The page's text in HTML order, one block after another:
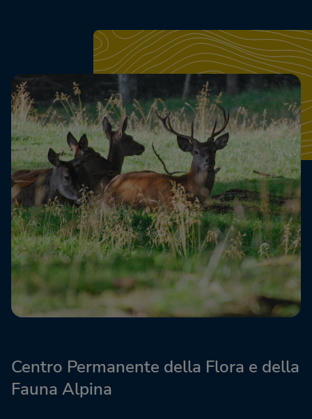
Centro Permanente della Flora e della
Fauna Alpina